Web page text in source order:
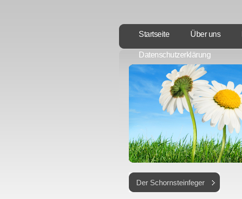
Startseite Über uns
Datenschutzerklärung
Der Schornsteinfeger